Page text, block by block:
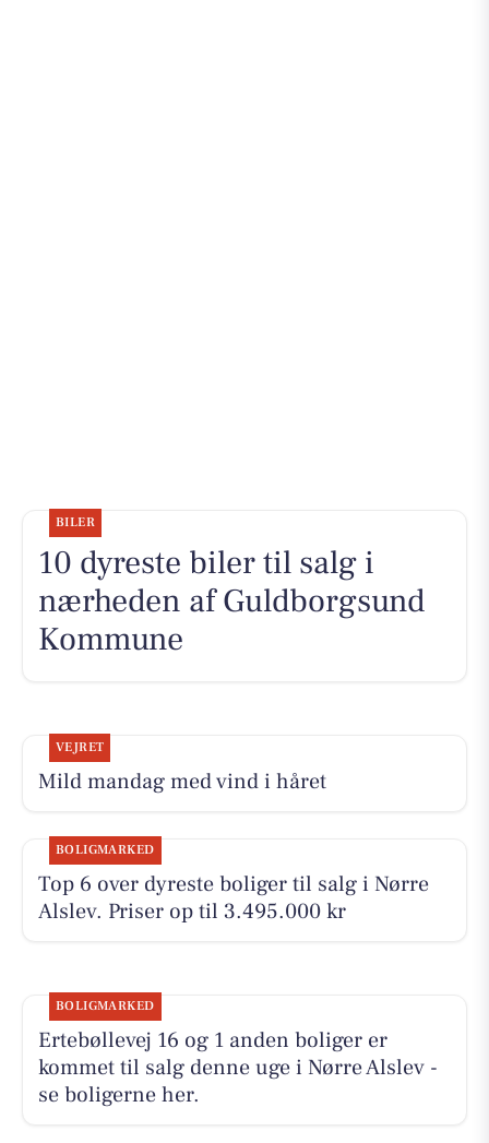
BILER
10 dyreste biler til salg i
nærheden af Guldborgsund
Kommune
VEJRET
Mild mandag med vind i håret
BOLIGMARKED
Top 6 over dyreste boliger til salg i Nørre
Alslev. Priser op til 3.495.000 kr
BOLIGMARKED
Ertebøllevej 16 og 1 anden boliger er
kommet til salg denne uge i Nørre Alslev -
se boligerne her.